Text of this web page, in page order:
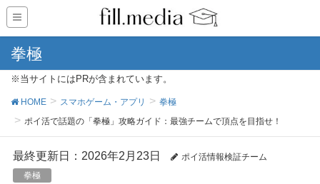
拳極
※当サイトにはPRが含まれています。
HOME スマホゲーム・アプリ
拳極
ポイ活で話題の「拳極」攻略ガイド：最強チームで頂点を目指せ！
最終更新日：2026年2月23日
ポイ活情報検証チーム
拳極